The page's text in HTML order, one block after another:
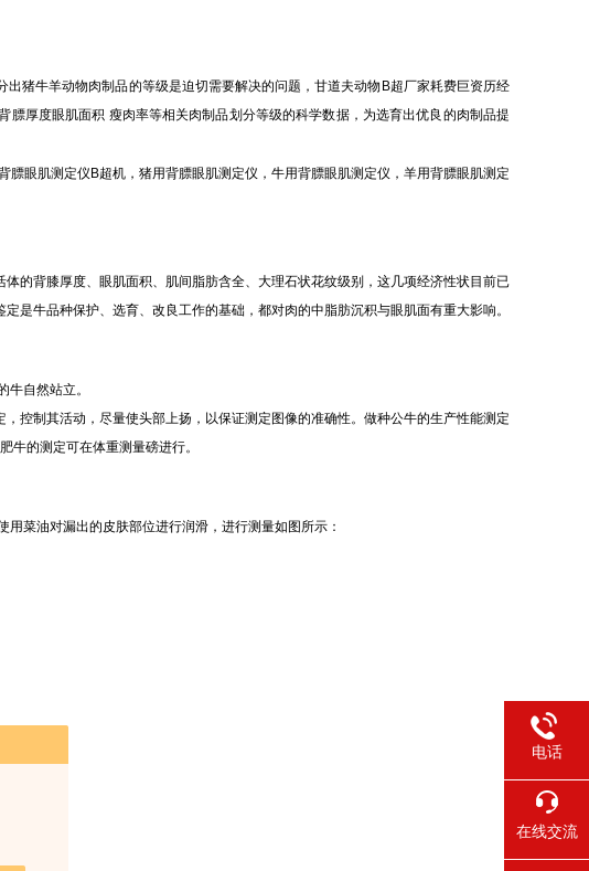
猪牛羊动物肉制品的等级是迫切需要解决的问题，甘道夫动物B超厂家耗费巨资历经
厚度眼肌面积 瘦肉率等相关肉制品划分等级的科学数据，为选育出优良的肉制品提
膘眼肌测定仪B超机，猪用背膘眼肌测定仪，牛用背膘眼肌测定仪，羊用背膘眼肌测定
的背膝厚度、眼肌面积、肌间脂肪含全、大理石状花纹级别，这几项经济性状目前已
是牛品种保护、选育、改良工作的基础，都对肉的中脂肪沉积与眼肌面有重大影响。
自然站立。
控制其活动，尽量使头部上扬，以保证测定图像的准确性。做种公牛的生产性能测定
牛的测定可在体重测量磅进行。
菜油对漏出的皮肤部位进行润滑，进行测量如图所示：
电话
在线交流